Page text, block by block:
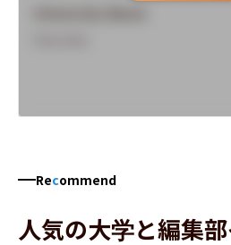
Recommend
人気の大学と編集